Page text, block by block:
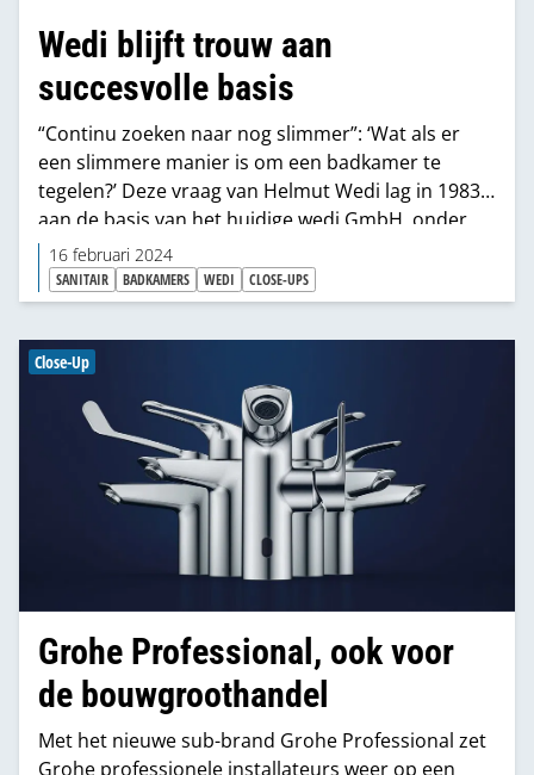
Wedi blijft trouw aan
succesvolle basis
“Continu zoeken naar nog slimmer”: ‘Wat als er
een slimmere manier is om een badkamer te
tegelen?’ Deze vraag van Helmut Wedi lag in 1983
aan de basis van het huidige wedi GmbH, onder
meer bekend van de wedi bouwplaat met blauwe
XPS-kern. Vier decennia later is het bedrijf
uitgegroeid tot wereldspeler met sinds 2017 een
eigen productielocatie in de Verenigde Staten en
500 medewerkers in dienst. Toch staat Helmuts
vraag naar slimmere oplossingen nog elke dag
centraal.
16 februari 2024
SANITAIR BADKAMERS WEDI CLOSE-UPS
Close-Up
Grohe Professional, ook voor
de bouwgroothandel
Met het nieuwe sub-brand Grohe Professional zet
Grohe professionele installateurs weer op een